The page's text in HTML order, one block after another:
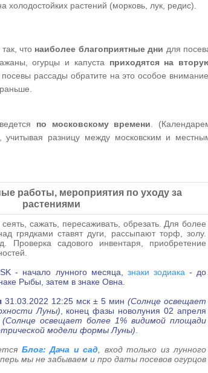
холодостойких растений (морковь, лук, редис).
что наиболее благоприятные дни для
огурцы и капуста приходятся на
посевы рассады обратите на это особое внимание,
по московскому времени .
учитывая разницу между московским и
работы, мероприятия по уходу за
растениями
сажать, пересаживать, обрезать. Для более
грядками ставят дуги, рассыпают торф, золу.
Проверка садового инвентаря, приобретение
- начало лунного месяца, знаки зодиака - до
Рыбы, затем в знаке Овна.
31.03.2022 12:25 мск ± 5 мин (Солнце освещает
Луны) , конец фазы новолуния 02 апреля
(Солнце освещает более 1% видимой площади
модели формы Луны)
Блог: Дача и сад , вход только из лунного
мы не забываем и про даты посевов огурцов